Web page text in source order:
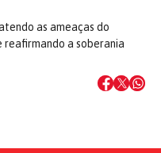
as ameaças do
reafirmando a soberania